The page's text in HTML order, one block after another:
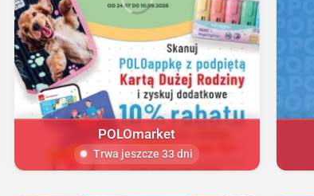
POLOmarket
Trwa jeszcze 33 dni